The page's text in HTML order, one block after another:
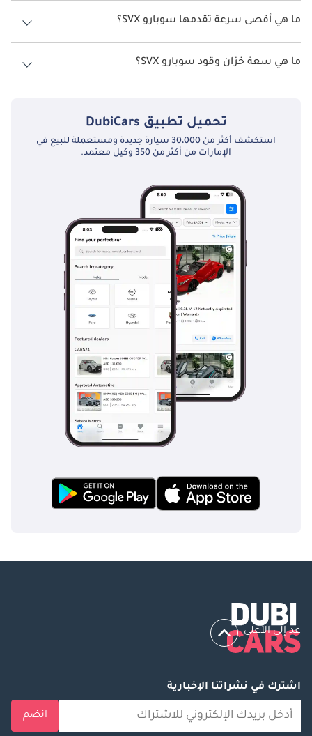
نسخ سوبارو SVX هي .
ما هي أقصى سرعة تقدمها سوبارو SVX؟
السرعة القصوى سوبارو SVX هي TBD.
ما هي سعة خزان وقود سوبارو SVX؟
تبلغ سعة خزان الوقود في سوبارو SVX TBD.
تحميل تطبيق DubiCars
استكشف أكثر من 30،000 سيارة جديدة ومستعملة للبيع في
الإمارات من أكثر من 350 وكيل معتمد.
عد إلى الأعلى
اشترك في نشراتنا الإخبارية
انضم